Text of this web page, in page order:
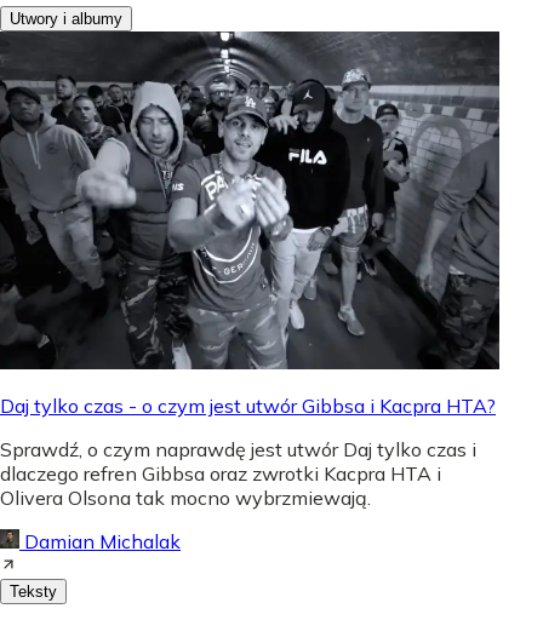
Utwory i albumy
Daj tylko czas - o czym jest utwór Gibbsa i Kacpra HTA?
Sprawdź, o czym naprawdę jest utwór Daj tylko czas i
dlaczego refren Gibbsa oraz zwrotki Kacpra HTA i
Olivera Olsona tak mocno wybrzmiewają.
Damian Michalak
Teksty